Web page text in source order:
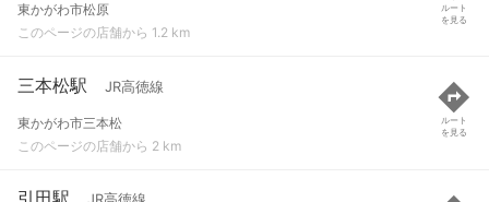
東かがわ市松原
このページの店舗から 1.2 km
ルート
を見る
三本松駅 JR高徳線
東かがわ市三本松
このページの店舗から 2 km
ルート
を見る
引田駅